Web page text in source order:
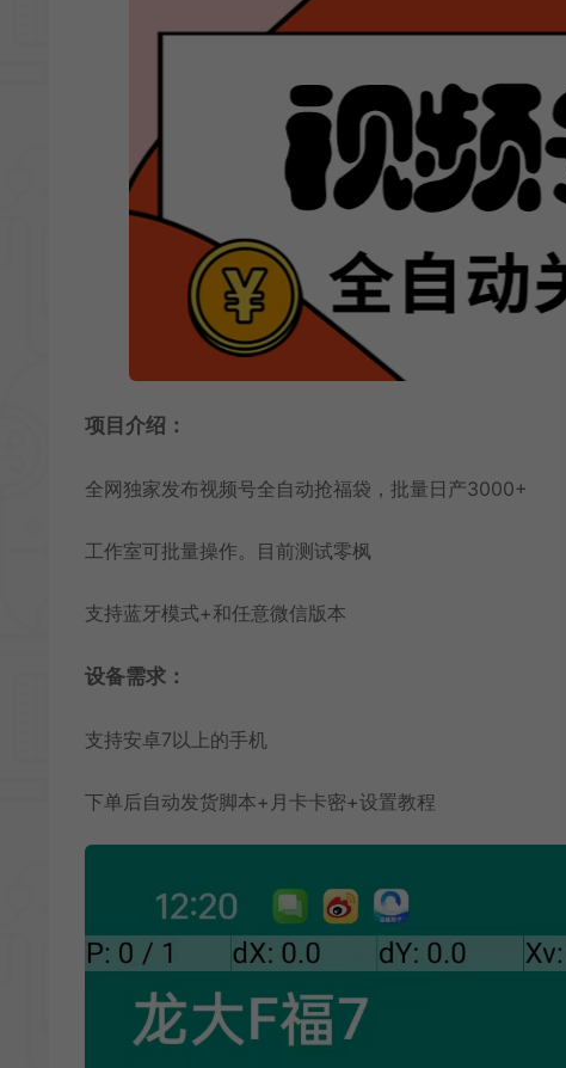
项目介绍：
全网独家发布视频号全自动抢福袋，批量日产3000+
工作室可批量操作。目前测试零枫
支持蓝牙模式+和任意微信版本
设备需求：
支持安卓7以上的手机
下单后自动发货脚本+月卡卡密+设置教程